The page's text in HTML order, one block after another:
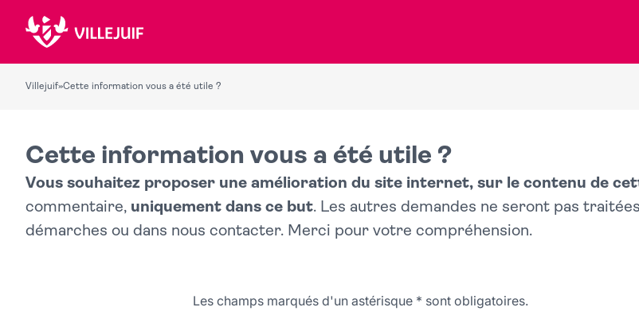
Villejuif»Cette information vous a été utile ?
Cette information vous a été utile ?
Vous souhaitez proposer une amélioration du site internet, sur le contenu de
commentaire, uniquement dans ce but. Les autres demandes ne seront pas
démarches ou dans nous contacter. Merci pour votre compréhension.
Les champs marqués d'un astérisque * sont obligatoires.